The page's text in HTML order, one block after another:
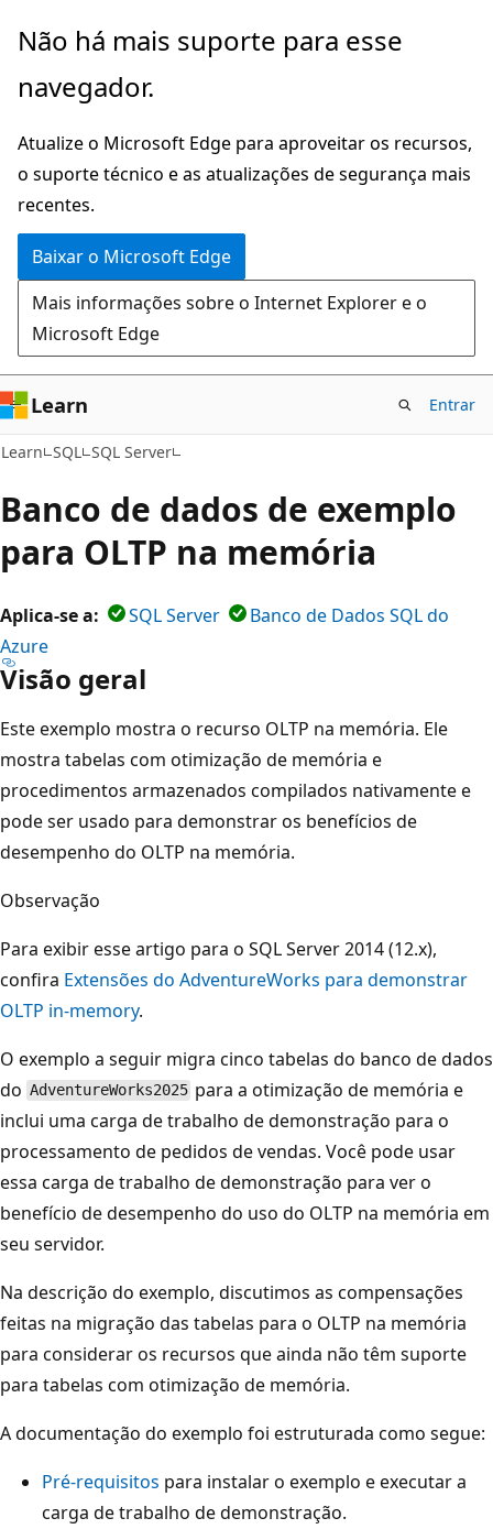
Pular
o
principal
Não há mais suporte para esse
navegador.
Atualize o Microsoft Edge para aproveitar os recursos,
o suporte técnico e as atualizações de segurança mais
recentes.
Baixar o Microsoft Edge
Mais informações sobre o Internet Explorer e o
Microsoft Edge
Learn Entrar
Learn SQL SQL Server
Banco de dados de exemplo
para OLTP na memória
Aplica-se a: SQL Server
Banco de Dados SQL do
Azure
Visão geral
Este exemplo mostra o recurso OLTP na memória. Ele
mostra tabelas com otimização de memória e
procedimentos armazenados compilados nativamente e
pode ser usado para demonstrar os benefícios de
desempenho do OLTP na memória.
Observação
Para exibir esse artigo para o SQL Server 2014 (12.x),
confira Extensões do AdventureWorks para demonstrar
OLTP in-memory.
O exemplo a seguir migra cinco tabelas do banco de dados
do AdventureWorks2025 para a otimização de memória e
inclui uma carga de trabalho de demonstração para o
processamento de pedidos de vendas. Você pode usar
essa carga de trabalho de demonstração para ver o
benefício de desempenho do uso do OLTP na memória em
seu servidor.
Na descrição do exemplo, discutimos as compensações
feitas na migração das tabelas para o OLTP na memória
para considerar os recursos que ainda não têm suporte
para tabelas com otimização de memória.
A documentação do exemplo foi estruturada como segue:
Pré-requisitos para instalar o exemplo e executar a
carga de trabalho de demonstração.